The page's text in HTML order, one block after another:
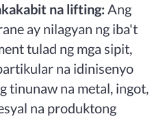
na lifting: Ang
ay nilagyan ng iba't
tulad ng mga sipit,
na idinisenyo
tinunaw na metal, ingot,
na produktong